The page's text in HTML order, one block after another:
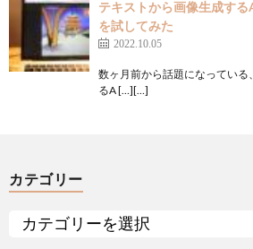
テキストから画像生成す
を試してみた
2022.10.05
数ヶ月前から話題になってい
るA […][…]
カテゴリー